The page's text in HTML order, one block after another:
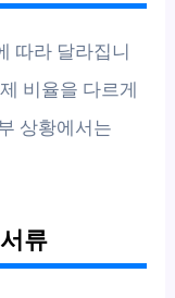
따라 달라집니
비율을 다르게
상황에서는
류